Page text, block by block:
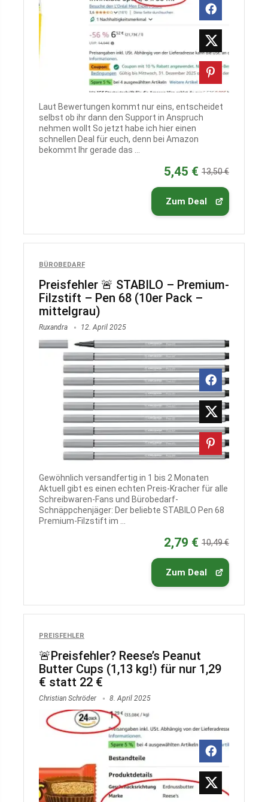
Laut Bewertungen kommt nur eins, entscheidet
selbst ob ihr dann den Support in Anspruch
nehmen wollt So jetzt habe ich hier einen
schnellen Deal für euch, denn bei Amazon
bekommt Ihr gerade das ...
5,45 € 13,50 €
Zum Deal
BÜROBEDARF
Preisfehler 🚨 STABILO – Premium-
Filzstift – Pen 68 (10er Pack –
mittelgrau)
Ruxandra 12. April 2025
Gewöhnlich versandfertig in 1 bis 2 Monaten
Aktuell gibt es einen echten Preis-Kracher für alle
Schreibwaren-Fans und Bürobedarf-
Schnäppchenjäger: Der beliebte STABILO Pen 68
Premium-Filzstift im ...
2,79 € 10,49 €
Zum Deal
PREISFEHLER
🚨Preisfehler? Reese’s Peanut
Butter Cups (1,13 kg!) für nur 1,29
€ statt 22 €
Christian Schröder 8. April 2025